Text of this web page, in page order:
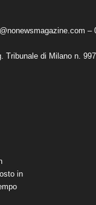
–
di Milano n.
in